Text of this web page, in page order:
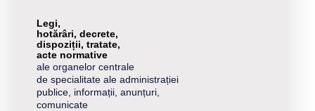
Legi,
hotărâri, decrete,
dispoziții, tratate,
acte normative
ale organelor centrale
de specialitate ale administrației
publice, informații, anunțuri,
comunicate